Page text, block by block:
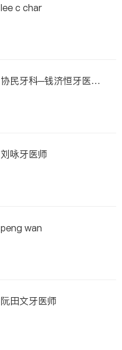
lee c char
协民牙科─钱济恒牙医博
刘咏牙医师
peng wan
阮田文牙医师